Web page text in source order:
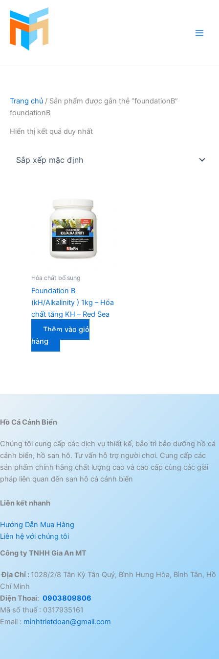
Trang chủ / Sản phẩm được gắn thẻ “foundationB”
foundationB
Hiển thị kết quả duy nhất
Hóa chất bổ sung
Foundation B
(kH/Alkalinity ) 1kg – Hóa
chất tăng KH – Red Sea
Thêm vào giỏ
hàng
Hồ Cá Cảnh Biển
Chúng tôi cung cấp các dịch vụ thiết kế, bảo trì bảo dưỡng hồ cá
cảnh biển, hồ san hô. Tư vấn hỗ trợ người chơi. Cung cấp các
sản phẩm chính hãng chất lượng cao và cao cấp cùng các giải
pháp liên quan đến san hô cá cảnh biển
Liên kết nhanh
Hướng Dẫn Mua Hàng
Liên hệ với chúng tôi
Công ty TNHH Gia An MT
Địa Chỉ : 1028/2/8 Tân Kỳ Tân Quý, Bình Hưng Hòa, Bình Tân, Hồ
Chí Minh
Điện Thoai: 0903809806
Mã số thuế : 0317935161
Email : minhtrietdoan@gmail.com